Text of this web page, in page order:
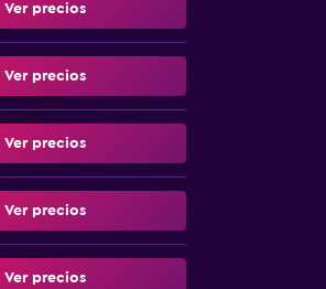
Ver precios
Ver precios
Ver precios
Ver precios
Ver precios